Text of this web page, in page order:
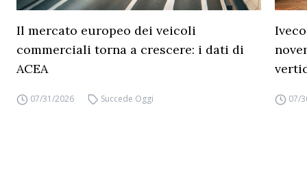
Il mercato europeo dei veicoli
commerciali torna a crescere: i dati di
ACEA
07/31/2026 Succede Oggi 07/